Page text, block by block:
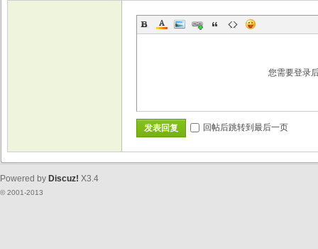
您需要登录
发表回复 回帖后跳转到最后一页
Powered by Discuz! X3.4
© 2001-2013